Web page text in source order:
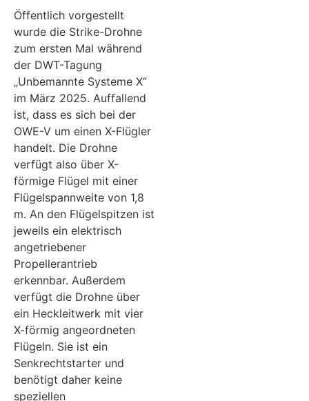
Öffentlich vorgestellt
wurde die Strike-Drohne
zum ersten Mal während
der DWT-Tagung
„Unbemannte Systeme X“
im März 2025. Auffallend
ist, dass es sich bei der
OWE-V um einen X-Flügler
handelt. Die Drohne
verfügt also über X-
förmige Flügel mit einer
Flügelspannweite von 1,8
m. An den Flügelspitzen ist
jeweils ein elektrisch
angetriebener
Propellerantrieb
erkennbar. Außerdem
verfügt die Drohne über
ein Heckleitwerk mit vier
X-förmig angeordneten
Flügeln. Sie ist ein
Senkrechtstarter und
benötigt daher keine
speziellen